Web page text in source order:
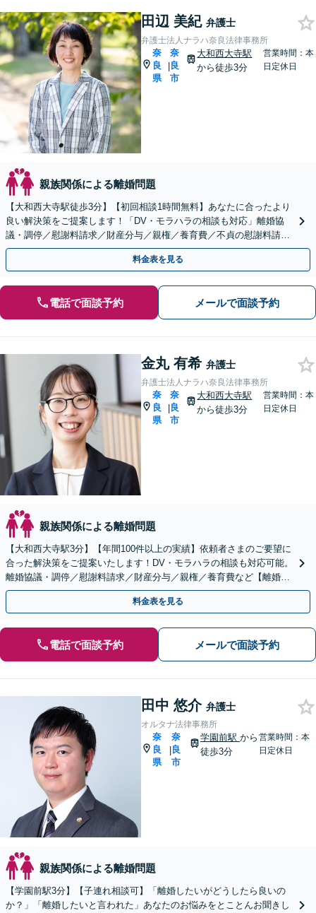
田辺 美紀 弁護士
弁護士法人ナラハ奈良法律事務所
奈
良
県
|
奈
良
市
大和西大寺駅
から徒歩3分
営業時間：本
日定休日
親族関係による離婚問題
【大和西大寺駅徒歩3分】【初回相談1時間無料】あなたに合ったより
良い解決策をご提案します！「DV・モラハラの相談も対応」離婚協
議・調停／慰謝料請求／財産分与／親権／養育費／不貞の慰謝料請求
など【完全個室】【キッズスペース有り♪お子様連れ可】
料金表を見る
電話で面談予約 メールで面談予約
金丸 有希 弁護士
弁護士法人ナラハ奈良法律事務所
奈
良
県
|
奈
良
市
大和西大寺駅
から徒歩3分
営業時間：本
日定休日
親族関係による離婚問題
【大和西大寺駅3分】【年間100件以上の実績】依頼者さまのご要望に
合った解決策をご提案いたします！DV・モラハラの相談も対応可能。
離婚協議・調停／慰謝料請求／財産分与／親権／養育費など【離婚の
初回60分相談無料】【お子さま連れOK】
料金表を見る
電話で面談予約 メールで面談予約
田中 悠介 弁護士
オルタナ法律事務所
奈
良
県
|
奈
良
市
学園前駅 から
徒歩3分
営業時間：本
日定休日
親族関係による離婚問題
【学園前駅3分】【子連れ相談可】「離婚したいがどうしたら良いの
か？」「離婚したいと言われた」あなたのお悩みをとことんお聞きし